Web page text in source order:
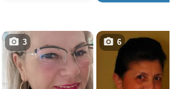
3 6